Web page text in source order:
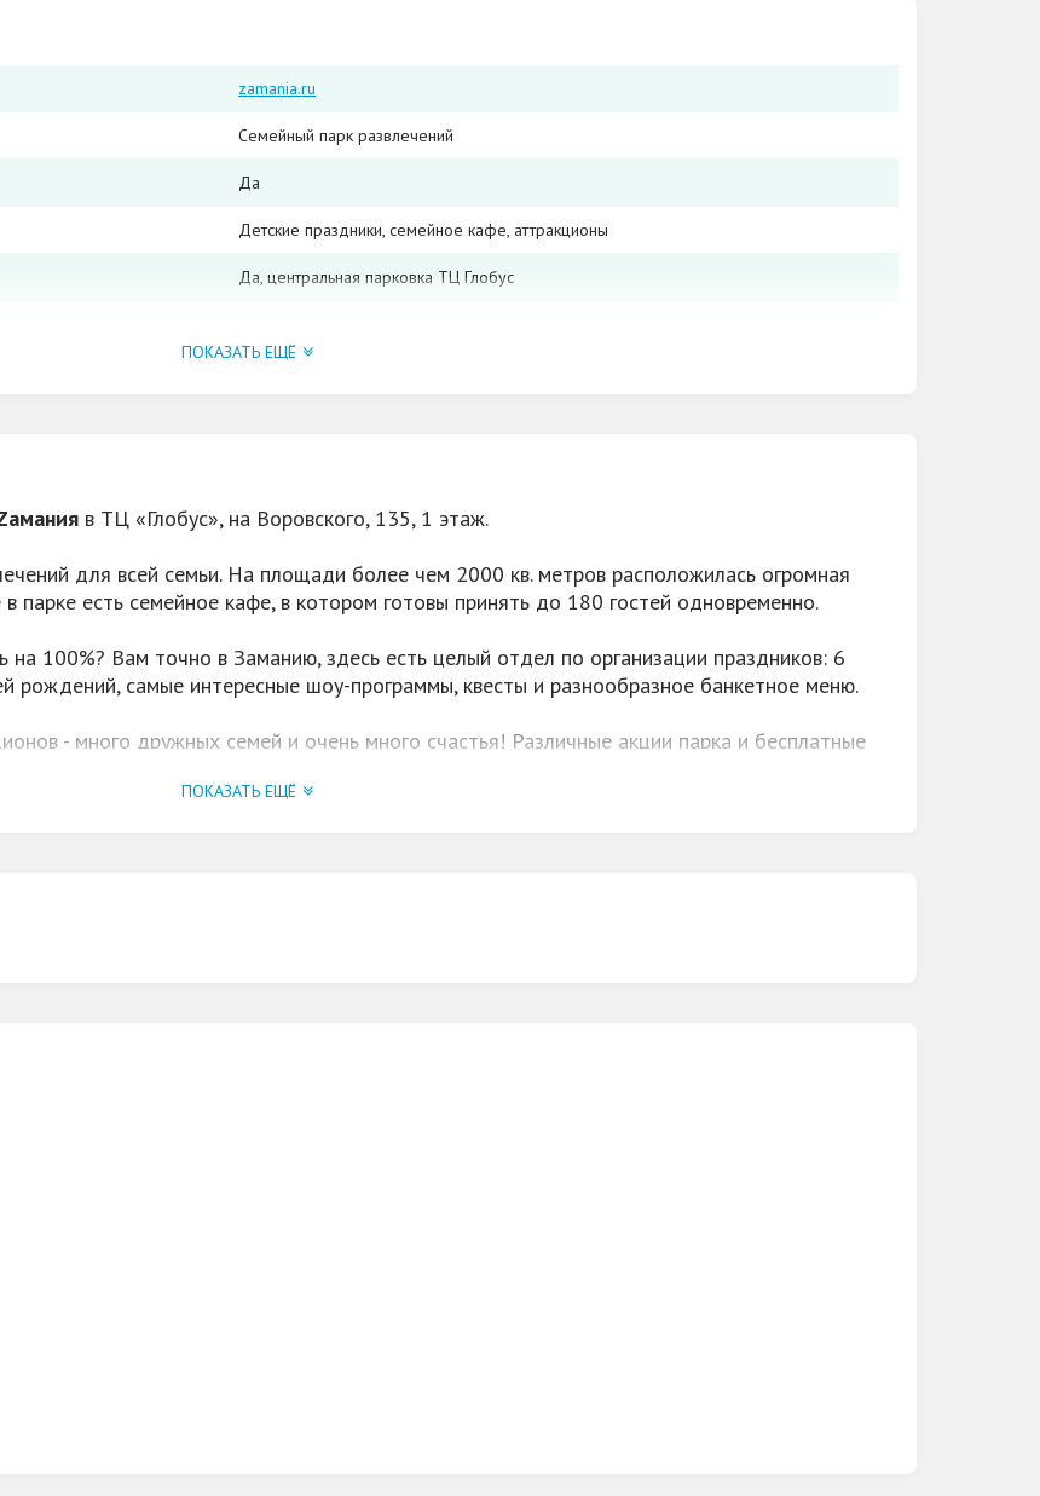
zamania.ru
Семейный парк развлечений
Да
Детские праздники, семейное кафе, аттракционы
Да, центральная парковка ТЦ Глобус
входных билетов до акций по меню
ПОКАЗАТЬ ЕЩЁ
в ТЦ «Глобус», на Воровского, 135, 1 этаж.
для всей семьи. На площади более чем 2000 кв. метров расположилась огромная
парке есть семейное кафе, в котором готовы принять до 180 гостей одновременно.
100%? Вам точно в Заманию, здесь есть целый отдел по организации праздников: 6
рождений, самые интересные шоу-программы, квесты и разнообразное банкетное меню.
- много дружных семей и очень много счастья! Различные акции парка и бесплатные
ПОКАЗАТЬ ЕЩЁ